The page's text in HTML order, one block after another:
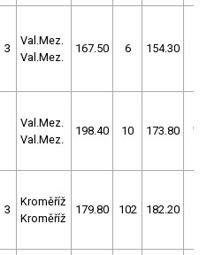
3
Val.Mez.
Val.Mez.
167.50 6 154.30
Val.Mez.
Val.Mez.
198.40 10 173.80 10
3
Kroměříž
Kroměříž
179.80 102 182.20